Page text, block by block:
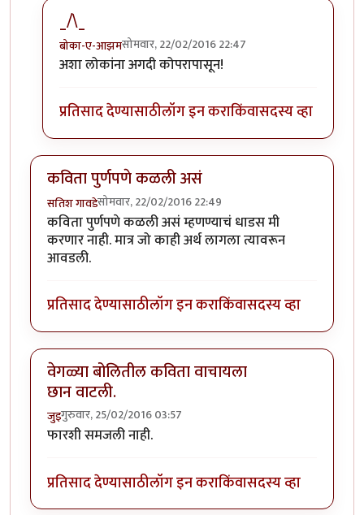
_/\_
बोका-ए-आझमसोमवार, 22/02/2016 22:47
In reply toजंगल अना जरा नक्सलवादाची आली
अशा लोकांना अगदी कोपरापासून!
प्रतिसाद देण्यासाठीलॉग इन कराकिंवासदस्य व्हा
कविता पुर्णपणे कळली असं
सतिश गावडेसोमवार, 22/02/2016 22:49
कविता पुर्णपणे कळली असं म्हणण्याचं धाडस मी
करणार नाही. मात्र जो काही अर्थ लागला त्यावरून
आवडली.
प्रतिसाद देण्यासाठीलॉग इन कराकिंवासदस्य व्हा
वेगळ्या बोलितील कविता वाचायला
छान वाटली.
जुइगुरुवार, 25/02/2016 03:57
फारशी समजली नाही.
प्रतिसाद देण्यासाठीलॉग इन कराकिंवासदस्य व्हा